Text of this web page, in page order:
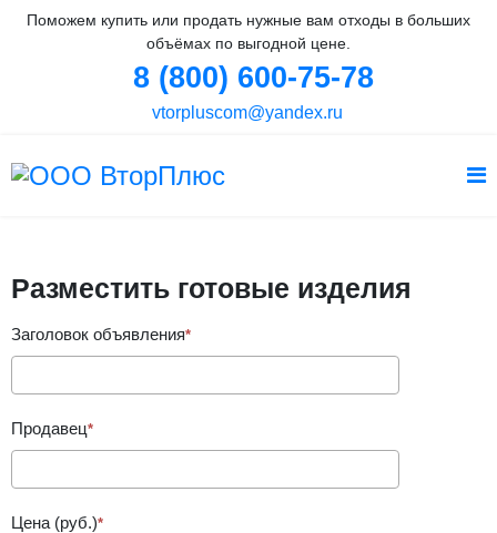
Поможем купить или продать нужные вам отходы в больших
объёмах по выгодной цене.
8 (800) 600-75-78
vtorpluscom@yandex.ru
Разместить готовые изделия
Заголовок объявления
Продавец
Цена (руб.)